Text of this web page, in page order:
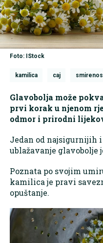
Foto: IStock
kamilica caj
Glavobolja može
prvi korak u njenom
odmor i prirodni
Jedan od najsigurnijih
ublažavanje glavobolje
Poznata po svojim
kamilica je pravi
opuštanje.